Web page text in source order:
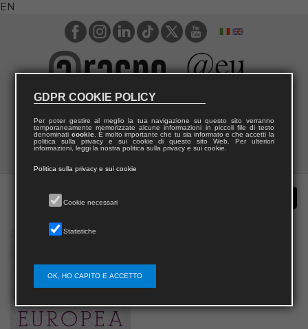
EN
GDPR COOKIE POLICY
Per poter gestire al meglio la tua navigazione su questo sito verranno
temporaneamente memorizzate alcune informazioni in piccoli file di testo
denominati cookie. È molto importante che tu sia informato e che accetti la
politica sulla privacy e sui cookie di questo sito Web. Per ulteriori
informazioni, leggi la nostra politica sulla privacy e sui cookie.
Politica sulla privacy e sui cookie
Cookie necessari
Statistiche
OK, HO CAPITO E ACCETTO